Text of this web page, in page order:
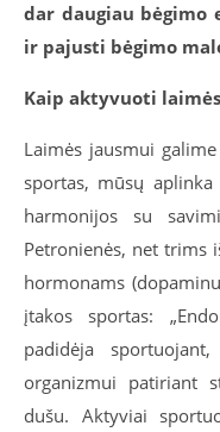
dar daugiau
ir pajusti bėgimo
Kaip aktyvuoti
Laimės jausmui
sportas, mūsų
harmonijos su
Petronienės, net trims
hormonams
įtakos sportas:
padidėja
organizmui patiriant
dušu. Aktyviai